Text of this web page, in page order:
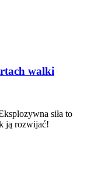
walki
siła to
ją rozwijać!